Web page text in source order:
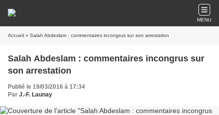
MENU
Accueil » Salah Abdeslam : commentaires incongrus sur son arrestation
Salah Abdeslam : commentaires incongrus sur
son arrestation
Publié le 19/03/2016 à 17:34
Par J.-F. Launay